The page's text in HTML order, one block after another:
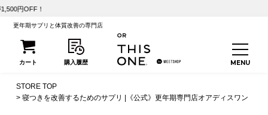
更年期サプリと体質改善の専門店
STORE TOP
寝つきを改善するためのサプリ |《公式》更年期専門店オアディスワン